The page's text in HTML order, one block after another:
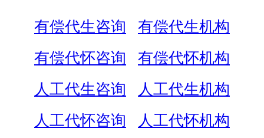
有偿代生咨询
有偿代生机构
有偿代怀咨询
有偿代怀机构
人工代生咨询
人工代生机构
人工代怀咨询
人工代怀机构